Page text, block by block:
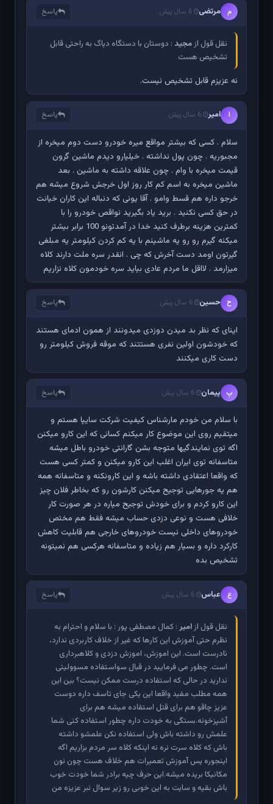
م مرتضی 6 سال پیش پاسخ
نقل قول از مجید : دوستان با دستگاه دیاگ به راحتی قابل
تشخیص هست
نه عزیزم قابل تشخیص نیست.
ا امیر 6 سال پیش پاسخ
سلام . کسی که بیشتر مواقع میره خودرو دست دوم میخره از
مجبوریه . چون پول نداشته . خیلیارو دیدم ماشین گرون
قیمت میخره با وام . چون علاقه داشته به ماشین . بعد
ماشین میخره به اسم کم کار روز اول خرجش شروع میشه هم
خرجو داره هم قسط وامو . آقا یونی که دنباله این کاران خیانت
در حق کسی نکنید . برید یاد بگیرید نواقص خودرو را با
کمترین هزینه برطرف کنید خدا در آمدتونو 100 برابر بیشتر
میکنه گیرم رو رو یه ماشینم با یه کم کردن کیلومتر یه مبلغی
گیرتون اومد دست آخرش که چی . انقدر سره ملت دارند کلاه
میزارمد . لااقل ما مردم عادی بیاید سره خودمون کلاه نزاریم
ح حسین 6 سال پیش پاسخ
اینای که نظر بد میدن دوزدی میدونند از همون ادمای هستند
که خودشون اولین نفری هستتند که موقه فروش کیلومتر رو
دست کاری میکنند
پ پیمان 6 سال پیش پاسخ
با سلام من خودم مارشناس کیفیت شرکت سایپا هستم و
میتقیم روی این موضوع کار میکنم کسانی که این کارو میکنن
اگه توی نمایندگیها متوجه بشن گارانتی خودرو باطل میشه
متاسفانه توی ایران اغلب این کارو میکنن و کمتر کسی هست
که واقعا اعتقادی داشته باشه و این کارونکنه و متاسفانه همه
هم یه جورهایی توجیح میکنن کارشون رو که بخاطر فلان چیز
این کارو کردم و برای خودش توجیح میاره در هر صورت کار
خلافی هست و نوعی دزدی حساب میشه فقط هم مختص
خودروهای داخلی نیست خودروهای خارجی هم قابلیت کاهش
کارکرد داره و بسیار هم زیاده و متاسفانه هرکسی هم نمیتونه
تشخیص بده
ع عباس 6 سال پیش پاسخ
نقل قول از امیر: کمال مصطفی پور : با سلام و احترام به
نظرم حتی آموزش این کارها که غیر از خلاف کاربردی ندارد،
نادرست است. این اموزش، اموزش دزدی و کلاهبرداری
است. چطور می فرمایید در قبال سواستفاده مسوولیتی
ندارید در حالی که استفاده درست ممکن نیست؟ بین این
همه مطلب مفید واقعا این یکی جای تاسف داره دوست
عزیز چاقو هم برای قتل استفاده میشه هم برای
آشپزخونه.بستگی به خودت داره چطور استفاده کنی شما
علمش رو داشته باش ولی استفاده نکن علمشو داشته
باش که کلاه سرت نره نه اینکه کلاه سر مردم بزاریم اگه
اینجوره پس آموزش تعمیرات هم خلاف هست چون نون
مکانیکا بریده میشه.این حرف چیه برادر شما خودت خوب
باش بقیه و سایت به این خوبی رو زیر سوال نبر عزیزه من